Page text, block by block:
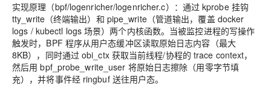
实现原理（bpf/logenricher/logenricher.c）：通过 kprobe 挂钩
tty_write（终端输出）和 pipe_write（管道输出，覆盖 docker
logs / kubectl logs 场景）两个内核函数。当被监控进程的写操作
触发时，BPF 程序从用户态缓冲区读取原始日志内容（最大
8KB），同时通过 obi_ctx 获取当前线程/协程的 trace context，
然后用 bpf_probe_write_user 将原始日志擦除（用零字节填
充），并将事件经 ringbuf 送往用户态。